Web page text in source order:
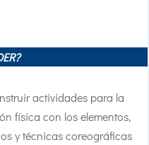
actividades para la
física con los elementos,
y técnicas coreográficas